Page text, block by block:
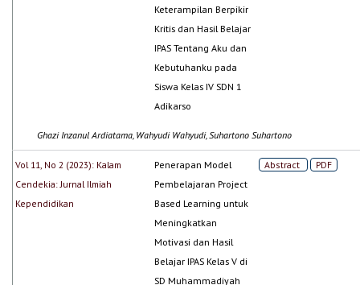
Keterampilan Berpikir
Kritis dan Hasil Belajar
IPAS Tentang Aku dan
Kebutuhanku pada
Siswa Kelas IV SDN 1
Adikarso
Ghazi Inzanul Ardiatama, Wahyudi Wahyudi, Suhartono Suhartono
Vol 11, No 2 (2023): Kalam
Cendekia: Jurnal Ilmiah
Kependidikan
Penerapan Model
Pembelajaran Project
Based Learning untuk
Meningkatkan
Motivasi dan Hasil
Belajar IPAS Kelas V di
SD Muhammadiyah
Abstract PDF